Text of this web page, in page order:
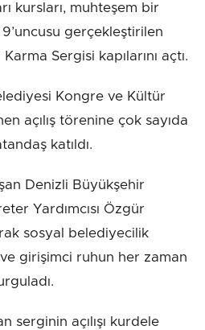
kursları, muhteşem bir
gerçekleştirilen
Sergisi kapılarını açtı.
Kongre ve Kültür
açılış törenine çok sayıda
katıldı.
Denizli Büyükşehir
Yardımcısı Özgür
sosyal belediyecilik
ve girişimci ruhun her zaman
serginin açılışı kurdele